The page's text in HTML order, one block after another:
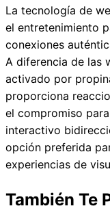
La tecnología de
el entretenimiento
conexiones
A diferencia de las
activado por
proporciona
el compromiso
interactivo
opción preferida
experiencias de
También Te